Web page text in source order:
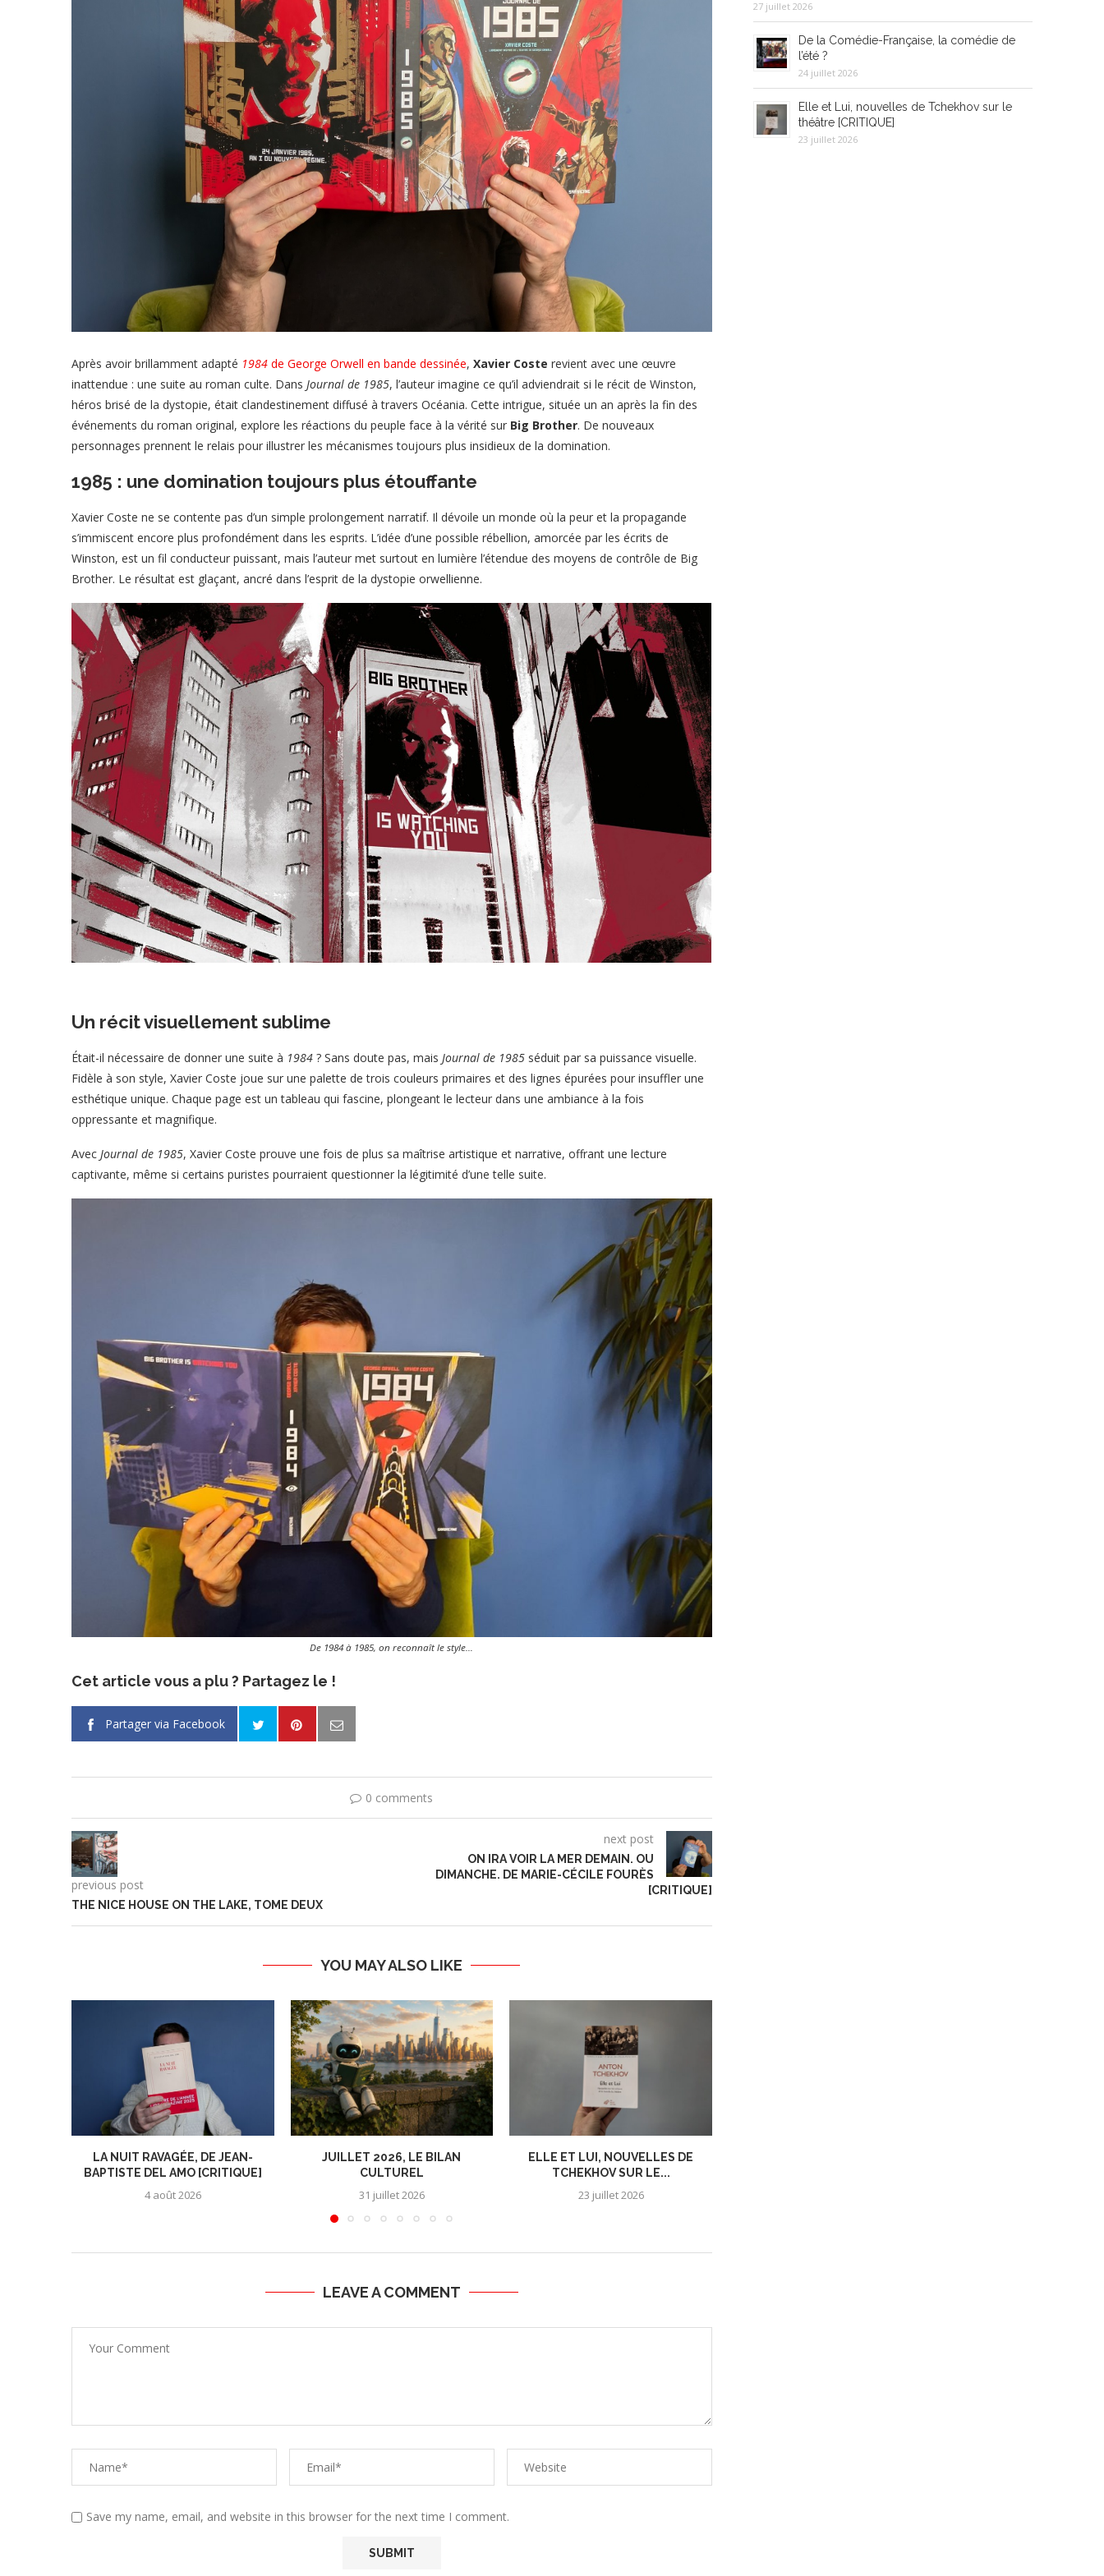
Après avoir brillamment adapté 1984 de George Orwell en bande dessinée, Xavier Coste revient avec une œuvre
inattendue : une suite au roman culte. Dans Journal de 1985, l’auteur imagine ce qu’il adviendrait si le récit de Winston,
héros brisé de la dystopie, était clandestinement diffusé à travers Océania. Cette intrigue, située un an après la fin des
événements du roman original, explore les réactions du peuple face à la vérité sur Big Brother. De nouveaux
personnages prennent le relais pour illustrer les mécanismes toujours plus insidieux de la domination.
1985 : une domination toujours plus étouffante
Xavier Coste ne se contente pas d’un simple prolongement narratif. Il dévoile un monde où la peur et la propagande
s’immiscent encore plus profondément dans les esprits. L’idée d’une possible rébellion, amorcée par les écrits de
Winston, est un fil conducteur puissant, mais l’auteur met surtout en lumière l’étendue des moyens de contrôle de Big
Brother. Le résultat est glaçant, ancré dans l’esprit de la dystopie orwellienne.
Un récit visuellement sublime
Était-il nécessaire de donner une suite à 1984 ? Sans doute pas, mais Journal de 1985 séduit par sa puissance visuelle.
Fidèle à son style, Xavier Coste joue sur une palette de trois couleurs primaires et des lignes épurées pour insuffler une
esthétique unique. Chaque page est un tableau qui fascine, plongeant le lecteur dans une ambiance à la fois
oppressante et magnifique.
Avec Journal de 1985, Xavier Coste prouve une fois de plus sa maîtrise artistique et narrative, offrant une lecture
captivante, même si certains puristes pourraient questionner la légitimité d’une telle suite.
De 1984 à 1985, on reconnaît le style…
Cet article vous a plu ? Partagez le !
Partager via Facebook
0 comments
previous post
THE NICE HOUSE ON THE LAKE, TOME DEUX
next post
ON IRA VOIR LA MER DEMAIN. OU
DIMANCHE. DE MARIE-CÉCILE FOURÈS
[CRITIQUE]
YOU MAY ALSO LIKE
LA NUIT RAVAGÉE, DE JEAN-
BAPTISTE DEL AMO [CRITIQUE]
4 août 2026
JUILLET 2026, LE BILAN
CULTUREL
31 juillet 2026
ELLE ET LUI, NOUVELLES DE
TCHEKHOV SUR LE...
23 juillet 2026
LEAVE A COMMENT
Save my name, email, and website in this browser for the next time I comment.
27 juillet 2026
De la Comédie-Française, la comédie de
l’été ?
24 juillet 2026
Elle et Lui, nouvelles de Tchekhov sur le
théâtre [CRITIQUE]
23 juillet 2026